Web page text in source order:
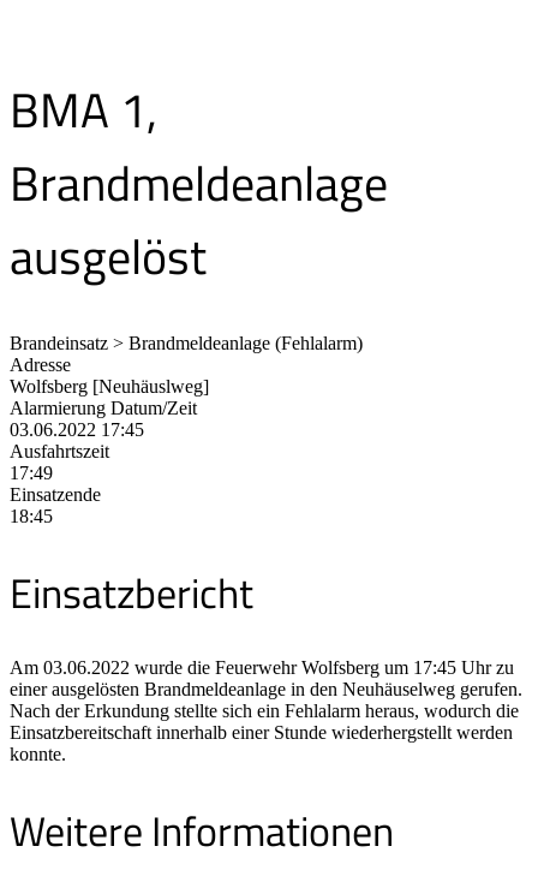
BMA 1,
Brandmeldeanlage
ausgelöst
Brandeinsatz > Brandmeldeanlage (Fehlalarm)
Adresse
Wolfsberg [Neuhäuslweg]
Alarmierung Datum/Zeit
03.06.2022 17:45
Ausfahrtszeit
17:49
Einsatzende
18:45
Einsatzbericht
Am 03.06.2022 wurde die Feuerwehr Wolfsberg um 17:45 Uhr zu
einer ausgelösten Brandmeldeanlage in den Neuhäuselweg gerufen.
Nach der Erkundung stellte sich ein Fehlalarm heraus, wodurch die
Einsatzbereitschaft innerhalb einer Stunde wiederhergstellt werden
konnte.
Weitere Informationen